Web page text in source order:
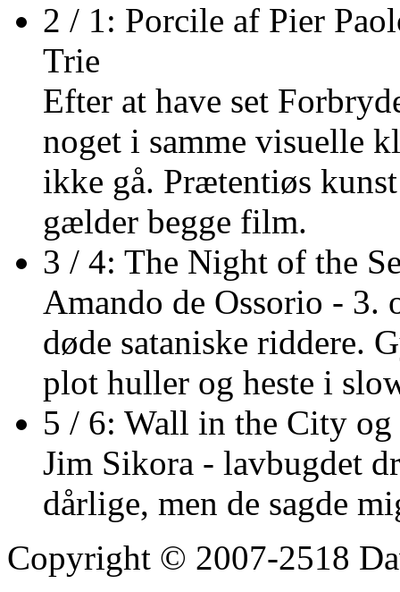
2 / 1: Porcile af Pier
Trie
Efter at have set
noget i samme visuelle
ikke gå. Prætentiøs
gælder begge film.
3 / 4: The Night of the
Amando de Ossorio - 3.
døde sataniske riddere.
plot huller og heste i
5 / 6: Wall in the City
Jim Sikora - lavbugdet
dårlige, men de sagde
Copyright © 2007-2518